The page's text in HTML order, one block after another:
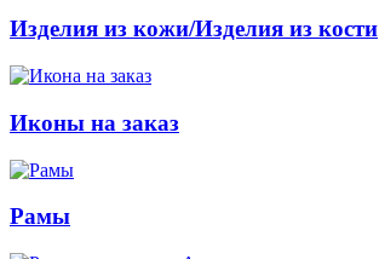
Изделия из кожи/Изделия из кости
Иконы на заказ
Рамы